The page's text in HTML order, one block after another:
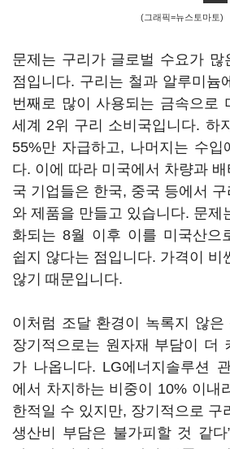
(그래픽=뉴스토마토)
문제는 구리가 글로벌 수요가 많
점입니다. 구리는 철과 알루미늄
번째로 많이 사용되는 금속으로
세계 2위 구리 소비국입니다. 하
55%만 자급하고, 나머지는 수입
다. 이에 따라 미국에서 차량과
국 기업들은 한국, 중국 등에서
와 제품을 만들고 있습니다. 문제
화되는 8월 이후 이를 미국산으
쉽지 않다는 점입니다. 가격이 비
않기 때문입니다.
이처럼 조달 환경이 녹록지 않은
장기적으로는 원자재 부담이 더
가 나옵니다. LG에너지솔루션
에서 차지하는 비중이 10% 이내
한적일 수 있지만, 장기적으로 구
생산비 부담은 불가피할 것 같다